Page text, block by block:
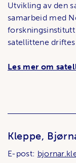
Utvikling av den
samarbeid med
satellittene driftes
Les mer om
Kleppe,
E-post: